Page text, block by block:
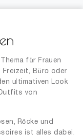
für Frauen
Freizeit, Büro oder
ultimativen Look
von
Röcke und
ist alles dabei,